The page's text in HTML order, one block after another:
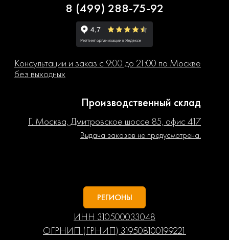
8 (499) 288-75-92
Консультации и заказ с 9:00 до 21:00 по Москве
без выходных
Производственный склад
Г. Москва, Дмитровское шоссе 85, офис 417
Выдача заказов не предусмотрена.
РЕГИОНЫ
ИНН 310500033048
ОГРНИП (ГРНИП) 319508100199221